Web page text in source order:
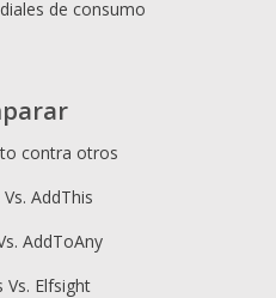
de consumo
contra otros
AddThis
AddToAny
Vs. Elfsight